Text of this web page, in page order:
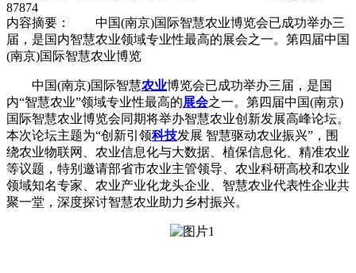
87874
内容摘要： 中国(南京)国际智慧农业博览会已成功举办三
届，是国内智慧农业领域专业性最高的展会之一。第四届中国
(南京)国际智慧农业博览
中国(南京)国际智慧农业博览会已成功举办三届，是国
内“智慧农业”领域专业性最高的展会之一。第四届中国(南京)
国际智慧农业博览会同期将举办智慧农业创新发展高峰论坛。
本次论坛主题为“创新引领科技发展 智慧驱动农业振兴”，围
绕农业物联网、农业信息化与大数据、植保信息化、精准农业
等议题，特别邀请部省市农业主管领导、农业科研高校和农业
领域知名专家、农业产业化龙头企业、智慧农业代表性企业共
聚一堂，深度探讨智慧农业助力乡村振兴。